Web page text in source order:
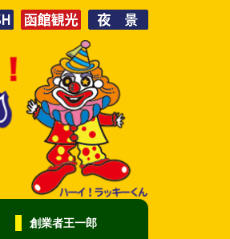
創業者王一郎